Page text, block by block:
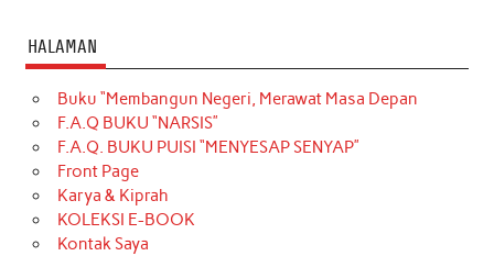
c
e
b
o
o
k
t
a
g
r
a
m
T
o
k
t
e
r
k
e
d
t
t
e
T
u
b
HALAMAN
Buku “Membangun Negeri, Merawat Masa Depan
F.A.Q BUKU “NARSIS”
F.A.Q. BUKU PUISI “MENYESAP SENYAP”
Front Page
Karya & Kiprah
KOLEKSI E-BOOK
Kontak Saya